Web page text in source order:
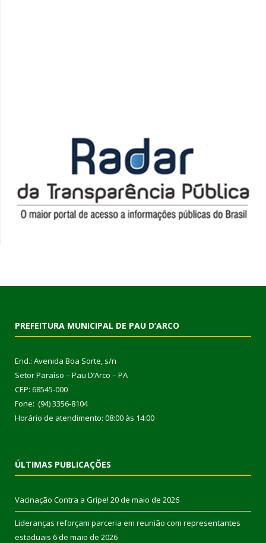
PREFEITURA MUNICIPAL DE PAU D’ARCO
End.: Avenida Boa Sorte, s/n
Setor Paraíso – Pau D’Arco – PA
CEP: 68545-000
Fone: (94) 3356-8104
Horário de atendimento: 08:00 às 14:00
ÚLTIMAS PUBLICAÇÕES
Vacinação Contra a Gripe! 20 de maio de 2026
Lideranças reforçam parceria em reunião com representantes
estaduais 6 de maio de 2026